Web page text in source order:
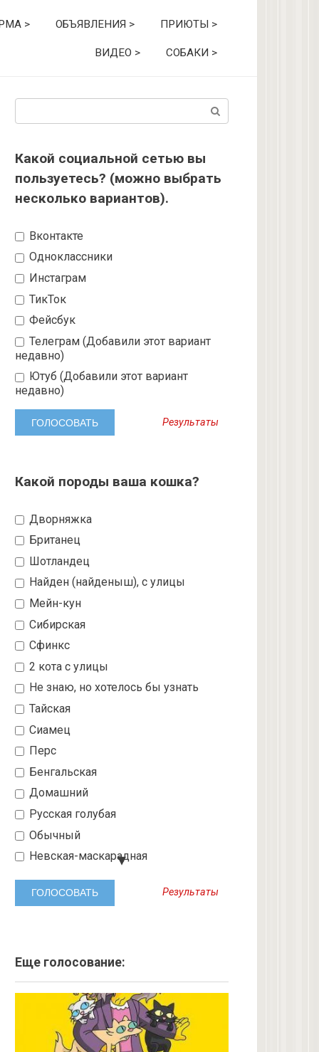
> ОБЪЯВЛЕНИЯ > ПРИЮТЫ >
ВИДЕО > СОБАКИ >
Какой социальной сетью вы
пользуетесь? (можно выбрать
несколько вариантов).
Вконтакте
Одноклассники
Инстаграм
ТикТок
Фейсбук
Телеграм (Добавили этот вариант
недавно)
Ютуб (Добавили этот вариант
недавно)
Результаты
Какой породы ваша кошка?
Дворняжка
Британец
Шотландец
Найден (найденыш), с улицы
Мейн-кун
Сибирская
Сфинкс
2 кота с улицы
Не знаю, но хотелось бы узнать
Тайская
Сиамец
Перс
Бенгальская
Домашний
Русская голубая
Обычный
Невская-маскарадная
Шотландский вислоухий
Абиссинская
Ангорская
Курильский бобтейл
Рыжий
6 с улицы
Результаты
Еще голосование: